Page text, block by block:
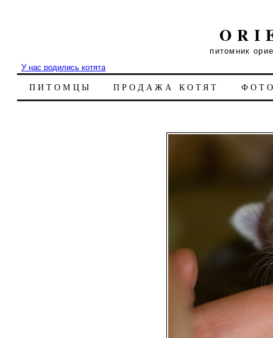
питомник
У нас родились котята
ПИТОМЦЫ ПРОДАЖА КОТЯТ